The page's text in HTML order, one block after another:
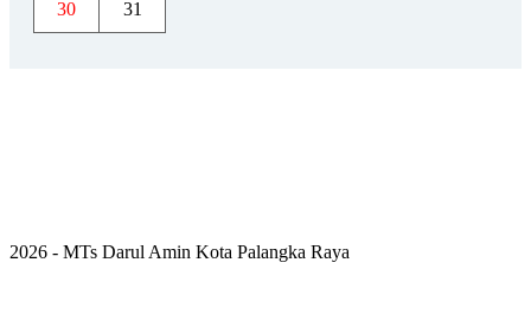
30 31
2026 - MTs Darul Amin Kota Palangka Raya